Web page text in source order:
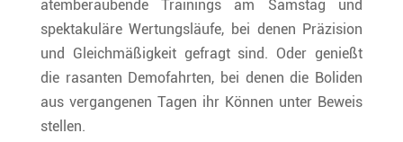
atemberaubende Trainings am Samstag und
spektakuläre Wertungsläufe, bei denen Präzision
und Gleichmäßigkeit gefragt sind. Oder genießt
die rasanten Demofahrten, bei denen die Boliden
aus vergangenen Tagen ihr Können unter Beweis
stellen.